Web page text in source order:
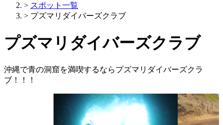
> スポット一覧
> プズマリダイバーズクラブ
プズマリダイバーズクラブ
沖縄で青の洞窟を満喫するならプズマリダイバーズクラ
ブ！！！